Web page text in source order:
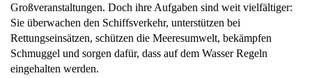
Großveranstaltungen. Doch ihre Aufgaben sind weit vielfältiger:
Sie überwachen den Schiffsverkehr, unterstützen bei
Rettungseinsätzen, schützen die Meeresumwelt, bekämpfen
Schmuggel und sorgen dafür, dass auf dem Wasser Regeln
eingehalten werden.